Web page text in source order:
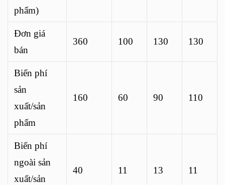
phẩm)
Đơn giá
bán
360 100 130 130
Biến phí
sản
xuất/sản
phẩm
160 60 90 110
Biến phí
ngoài sản
xuất/sản
40 11 13 11